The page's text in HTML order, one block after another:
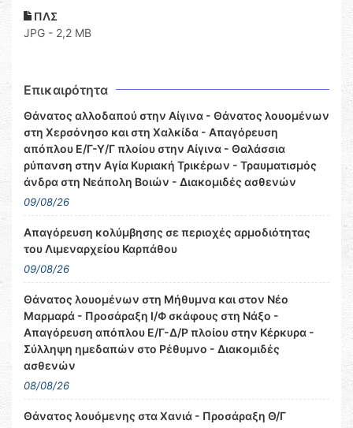
ΠΛΣ
JPG - 2,2 MB
Επικαιρότητα
Θάνατος αλλοδαπού στην Αίγινα - Θάνατος λουομένων
στη Χερσόνησο και στη Χαλκίδα - Απαγόρευση
απόπλου Ε/Γ-Υ/Γ πλοίου στην Αίγινα - Θαλάσσια
ρύπανση στην Αγία Κυριακή Τρικέρων - Τραυματισμός
άνδρα στη Νεάπολη Βοιών - Διακομιδές ασθενών
09/08/26
Απαγόρευση κολύμβησης σε περιοχές αρμοδιότητας
του Λιμεναρχείου Καρπάθου
09/08/26
Θάνατος λουομένων στη Μήθυμνα και στον Νέο
Μαρμαρά - Προσάραξη Ι/Φ σκάφους στη Νάξο -
Απαγόρευση απόπλου Ε/Γ-Δ/Ρ πλοίου στην Κέρκυρα -
Σύλληψη ημεδαπών στο Ρέθυμνο - Διακομιδές
ασθενών
08/08/26
Θάνατος λουόμενης στα Χανιά - Προσάραξη Θ/Γ